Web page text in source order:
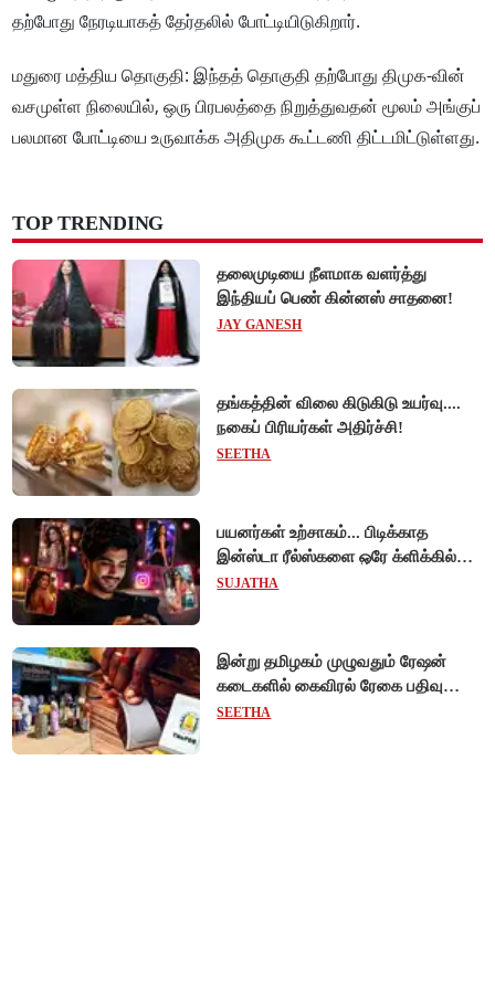
தற்போது நேரடியாகத் தேர்தலில் போட்டியிடுகிறார்.
மதுரை மத்திய தொகுதி: இந்தத் தொகுதி தற்போது திமுக-வின்
வசமுள்ள நிலையில், ஒரு பிரபலத்தை நிறுத்துவதன் மூலம் அங்குப்
பலமான போட்டியை உருவாக்க அதிமுக கூட்டணி திட்டமிட்டுள்ளது.
TOP TRENDING
தலைமுடியை நீளமாக வளர்த்து
இந்தியப் பெண் கின்னஸ் சாதனை!
JAY GANESH
தங்கத்தின் விலை கிடுகிடு உயர்வு....
நகைப் பிரியர்கள் அதிர்ச்சி!
SEETHA
பயனர்கள் உற்சாகம்... பிடிக்காத
இன்ஸ்டா ரீல்ஸ்களை ஒரே க்ளிக்கில்
மாற்றியமைக்கலாம்!
SUJATHA
இன்று தமிழகம் முழுவதும் ரேஷன்
கடைகளில் கைவிரல் ரேகை பதிவு
சிறப்பு முகாம்!
SEETHA